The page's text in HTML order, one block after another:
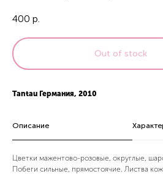
400 р.
Out of stock
Tantau Германия, 2010
Описание
Цветки мажентово-розовые, округлые,
Побеги сильные, прямостоячие. Листва